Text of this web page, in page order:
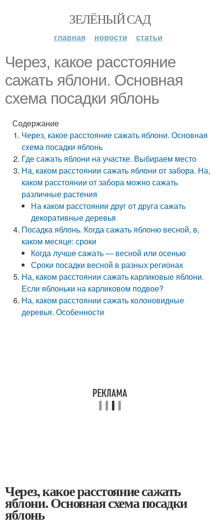
ЗЕЛЁНЫЙ САД
главная новости статьи
Через, какое расстояние
сажать яблони. Основная
схема посадки яблонь
Содержание
Через, какое расстояние сажать яблони. Основная
схема посадки яблонь
Где сажать яблони на участке. Выбираем место
На, каком расстоянии сажать яблони от забора. На,
каком расстоянии от забора можно сажать
различные растения
На каком расстоянии друг от друга сажать
декоративные деревья
Посадка яблонь. Когда сажать яблоню весной, в,
каком месяце: сроки
Когда лучше сажать — весной или осенью
Сроки посадки весной в разных регионах
На, каком расстоянии сажать карликовые яблони.
Если яблоньки на карликовом подвое?
На, каком расстоянии сажать колоновидные
деревья. Особенности
Через, какое расстояние сажать
яблони. Основная схема посадки
яблонь